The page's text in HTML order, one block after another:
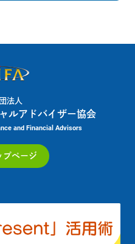
法人
ルアドバイザー協会
and Financial Advisors
プページ